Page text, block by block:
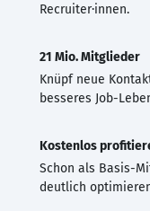
Recruiter·innen.
21 Mio. Mitglieder
Knüpf neue
besseres Job-
Kostenlos
Schon als Basis-
deutlich